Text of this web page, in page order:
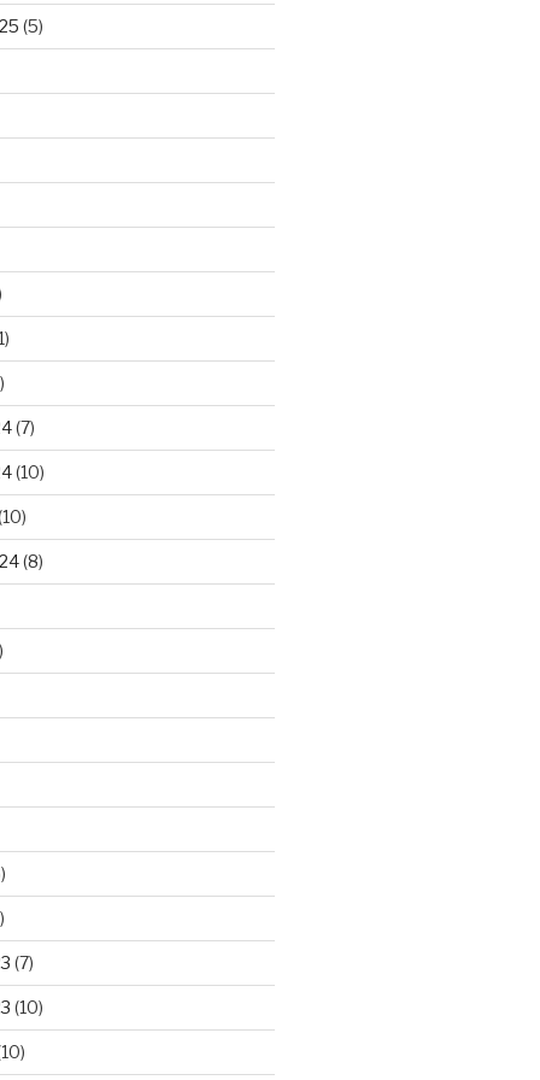
(5)
(7)
(10)
(8)
(7)
(10)